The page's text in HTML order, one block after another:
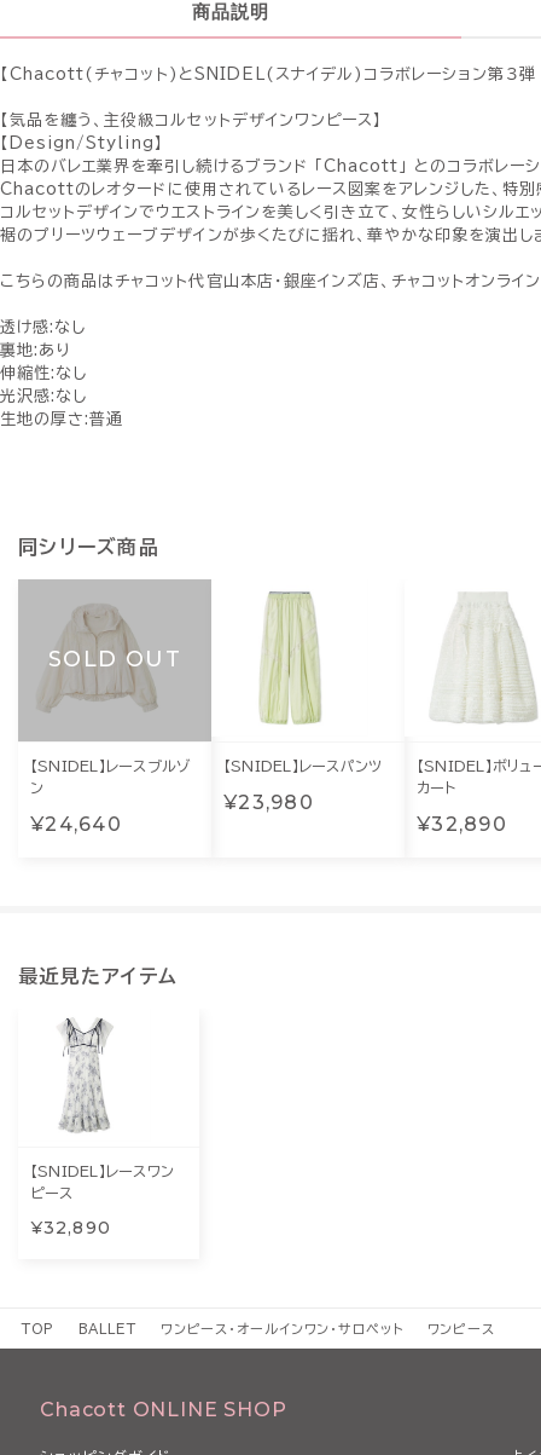
商品説明
【Chacott(チャコット)とSNIDEL(スナイデル)コラボレーション第３弾
【気品を纏う、主役級コルセットデザインワンピース】
【Design/Styling】
日本のバレエ業界を牽引し続けるブランド 「Chacott」 とのコラボレー
Chacottのレオタードに使用されているレース図案をアレンジした、特別
コルセットデザインでウエストラインを美しく引き立て、女性らしいシルエ
裾のプリーツウェーブデザインが歩くたびに揺れ、華やかな印象を演出し
こちらの商品はチャコット代官山本店・銀座インズ店、チャコットオンライ
透け感:なし
裏地:あり
伸縮性:なし
光沢感:なし
生地の厚さ:普通
同シリーズ商品
SOLD OUT
【SNIDEL】レースブルゾ
ン
¥24,640
【SNIDEL】レースパンツ
¥23,980
【SNIDEL】ボリュ
カート
¥32,890
最近見たアイテム
【SNIDEL】レースワン
ピース
¥32,890
TOP BALLET ワンピース・オールインワン・サロペット ワンピース
Chacott ONLINE SHOP